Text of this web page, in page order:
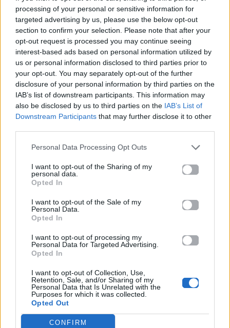
processing of your personal or sensitive information for
targeted advertising by us, please use the below opt-out
section to confirm your selection. Please note that after your
opt-out request is processed you may continue seeing
interest-based ads based on personal information utilized by
us or personal information disclosed to third parties prior to
your opt-out. You may separately opt-out of the further
disclosure of your personal information by third parties on the
IAB’s list of downstream participants. This information may
also be disclosed by us to third parties on the IAB’s List of
Downstream Participants that may further disclose it to other
Personal Data Processing Opt Outs
I want to opt-out of the Sharing of my
personal data.
Opted In
I want to opt-out of the Sale of my
Personal Data.
Opted In
I want to opt-out of processing my
Personal Data for Targeted Advertising.
Opted In
I want to opt-out of Collection, Use,
Retention, Sale, and/or Sharing of my
Personal Data that Is Unrelated with the
Purposes for which it was collected.
Opted Out
CONFIRM